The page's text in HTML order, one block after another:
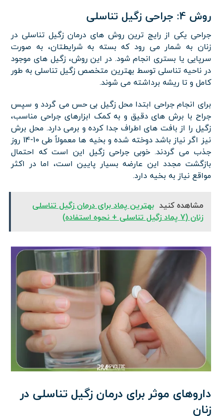
روش 4: جراحی زگیل تناسلی
جراحی یکی از رایج ترین روش های درمان زگیل تناسلی در
زنان به شمار می رود که بسته به شرایطتان، به صورت
سرپایی یا بستری انجام شود. در این روش، زگیل های موجود
در ناحیه تناسلی توسط بهترین متخصص زگیل تناسلی به طور
کامل و تا ریشه برداشته می شوند.
برای انجام جراحی ابتدا محل زگیل بی حس می گردد و سپس
جراح با برش های دقیق و به کمک ابزارهای جراحی مناسب،
زگیل را از بافت های اطراف جدا کرده و برمی دارد. محل برش
نیز اگر نیاز باشد دوخته شده و بخیه ها معمولاً طی 10-14 روز
جذب می گردند. خوبی جراحی زگیل این است که احتمال
بازگشت مجدد این عارضه بسیار پایین است، اما در اکثر
مواقع نیاز به بخیه دارد.
مشاهده کنید بهترین پماد برای درمان زگیل تناسلی
زنان (7 پماد زگیل تناسلی + نحوه استفاده)
داروهای موثر برای درمان زگیل تناسلی در
زنان